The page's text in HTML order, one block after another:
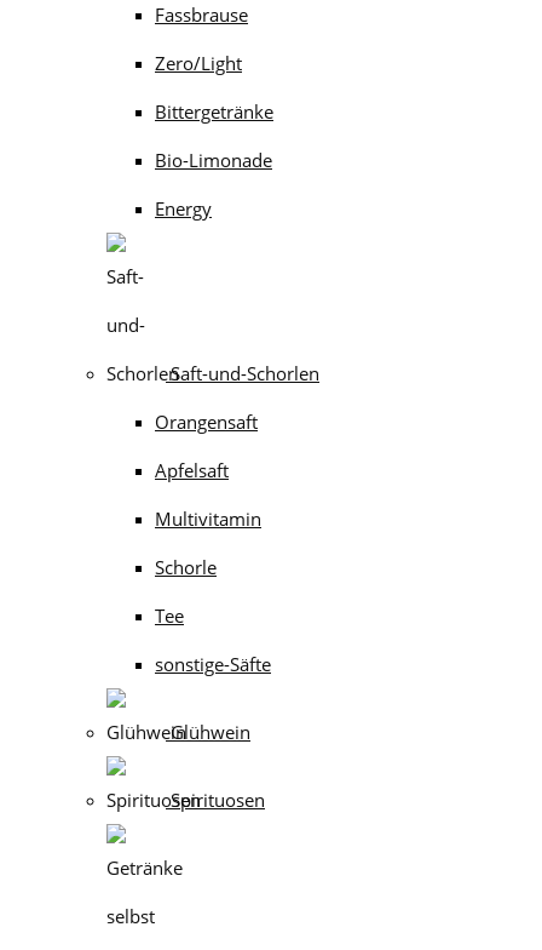
Fassbrause
Zero/Light
Bittergetränke
Bio-Limonade
Energy
Saft-und-Schorlen
Orangensaft
Apfelsaft
Multivitamin
Schorle
Tee
sonstige-Säfte
Glühwein
Spirituosen